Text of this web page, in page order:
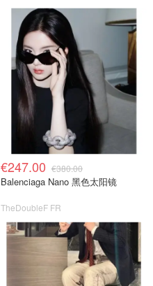
€247.00 €380.00
Balenciaga Nano 黑色太阳镜
TheDoubleF FR